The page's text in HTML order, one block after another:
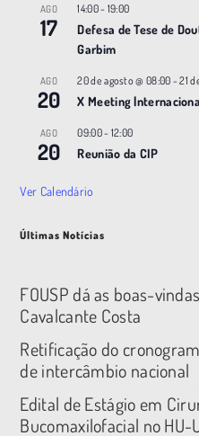
AGO
17
14:00- 19:00
Defesa de Tese de
Garbim
AGO
20
20 de agosto @ 08:00 -21
X Meeting
AGO
20
09:00- 12:00
Reunião da CIP
Ver Calendário
Últimas Notícias
FOUSP dá as boas-
Cavalcante Costa
Retificação do
de intercâmbio nacional
Edital de Estágio em
Bucomaxilofacial no HU-